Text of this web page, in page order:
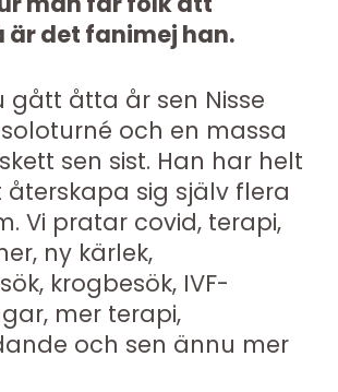
det fanimej han.
gått åtta år sen Nisse
och en massa
sen sist. Han har helt
sig själv flera
Vi pratar covid, terapi,
ny kärlek,
krogbesök, IVF-
mer terapi,
och sen ännu mer